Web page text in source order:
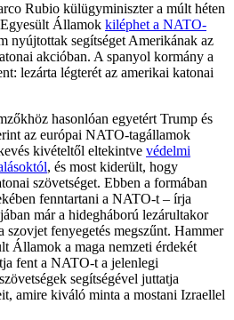
Rubio külügyminiszter a múlt héten
Államok kiléphet a NATO-
nyújtottak segítséget Amerikának az
akcióban. A spanyol kormány a
lezárta légterét az amerikai katonai
hasonlóan egyetért Trump és
az európai NATO-tagállamok
kivételtől eltekintve védelmi
, és most kiderült, hogy
szövetséget. Ebben a formában
fenntartani a NATO-t – írja
már a hidegháború lezárultakor
szovjet fenyegetés megszűnt. Hammer
Államok a maga nemzeti érdekét
fent a NATO-t a jelenlegi
segítségével juttatja
amire kiváló minta a mostani Izraellel